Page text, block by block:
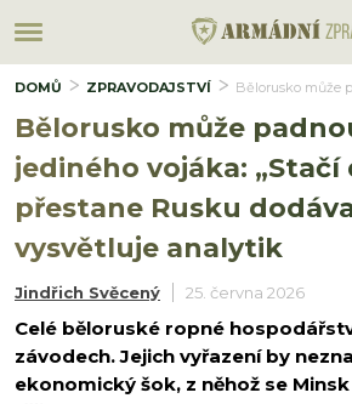
DOMŮ ZPRAVODAJSTVÍ Bělorusko může
Bělorusko může
jediného vojáka: „Stačí
přestane Rusku
vysvětluje analytik
Jindřich Svěcený 25. června 2026
Celé běloruské ropné
závodech. Jejich vyřazení by
ekonomický šok, z něhož se